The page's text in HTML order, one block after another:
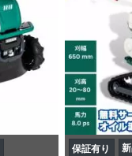
保証有り